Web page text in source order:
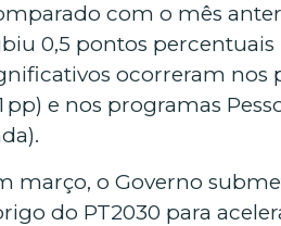
com o mês
0,5 pontos percentuais
ocorreram nos
pp) e nos programas
março, o Governo
do PT2030 para